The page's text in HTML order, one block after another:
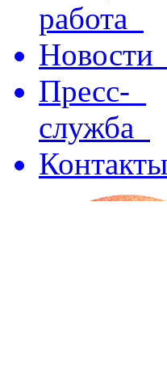
работа
Новости
Пресс-
служба
Контакты